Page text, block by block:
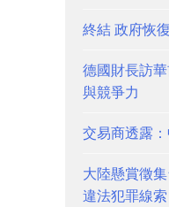
終結 政府恢
德國財長訪
與競爭力
交易商透露
大陸懸賞徵
違法犯罪線索